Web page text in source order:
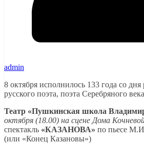
admin
8 октября исполнилось 133 года со
русского поэта, поэта Серебряного
Театр «Пушкинская школа
октября (18.00) на сцене Дома
спектакль «КАЗАНОВА» по пьесе
(или «Конец Казановы»)